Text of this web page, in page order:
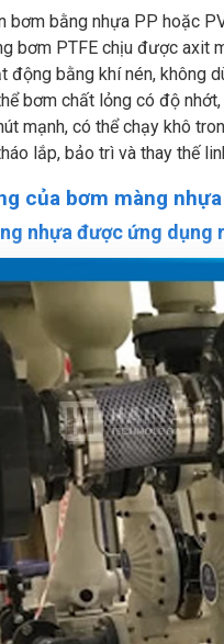
bơm bằng nhựa PP hoặc
bơm PTFE chịu được axit
động bằng khí nén, không
bơm chất lỏng có độ
mạnh, có thể chạy khô
lắp, bảo trì và thay thế
của bơm màng
nhựa được ứng